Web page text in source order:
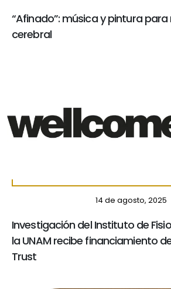
“Afinado”: música y pintura
cerebral
14 de agosto, 2025
Investigación del Instituto de
la UNAM recibe financiamiento
Trust